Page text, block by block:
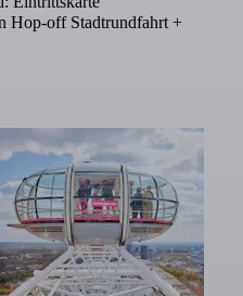
Hop-off Stadtrundfahrt +